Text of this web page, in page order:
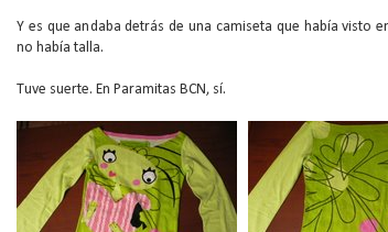
Y es que andaba detrás de una camiseta que había visto
no había talla.
Tuve suerte. En Paramitas BCN, sí.